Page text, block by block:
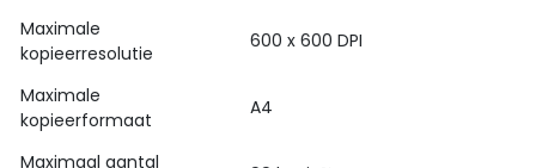
Maximale
kopieerresolutie
600 x 600 DPI
Maximale
kopieerformaat
A4
Maximaal aantal